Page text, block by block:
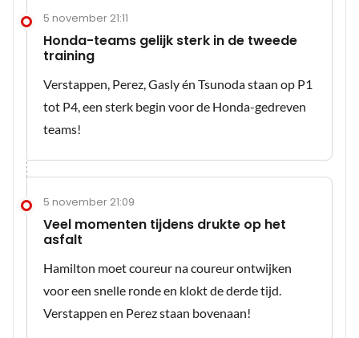
5 november 21:11
Honda-teams gelijk sterk in de tweede
training
Verstappen, Perez, Gasly én Tsunoda staan op P1
tot P4, een sterk begin voor de Honda-gedreven
teams!
5 november 21:09
Veel momenten tijdens drukte op het
asfalt
Hamilton moet coureur na coureur ontwijken
voor een snelle ronde en klokt de derde tijd.
Verstappen en Perez staan bovenaan!